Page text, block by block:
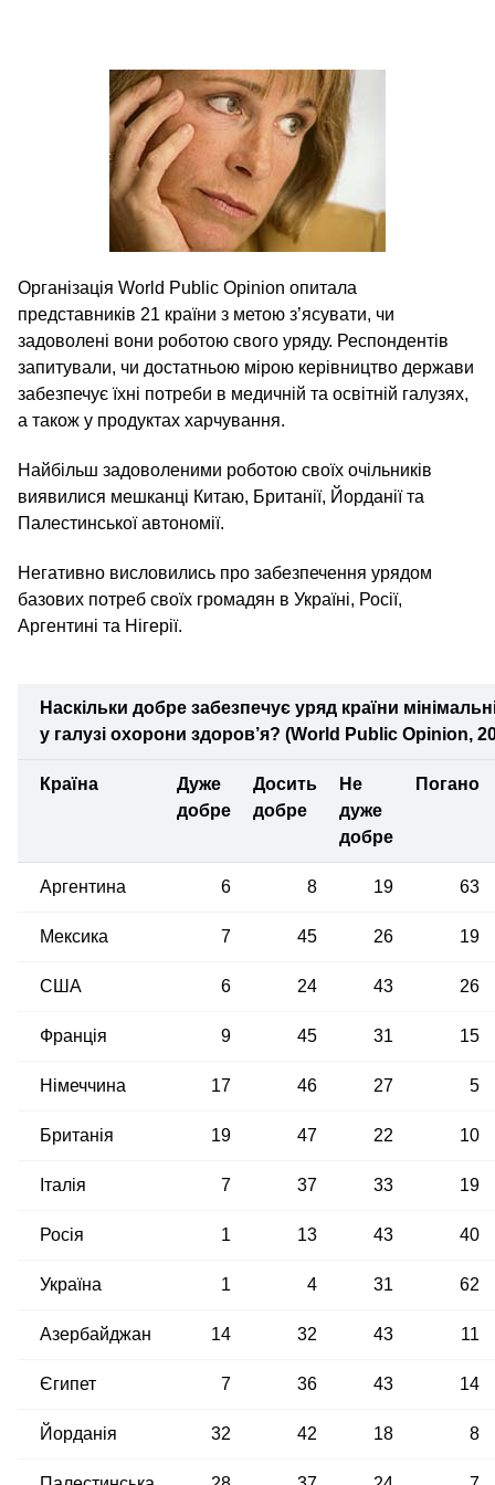
Організація World Public Opinion опитала
представників 21 країни з метою з’ясувати, чи
задоволені вони роботою свого уряду. Респондентів
запитували, чи достатньою мірою керівництво держави
забезпечує їхні потреби в медичній та освітній галузях,
а також у продуктах харчування.
Найбільш задоволеними роботою своїх очільників
виявилися мешканці Китаю, Британії, Йорданії та
Палестинської автономії.
Негативно висловились про забезпечення урядом
базових потреб своїх громадян в Україні, Росії,
Аргентині та Нігерії.
Наскільки добре забезпечує уряд країни
у галузі охорони здоров’я? (World Public Opinion,
Країна
Дуже
добре
Досить
добре
Не
дуже
добре
Погано
Аргентина 6 8 19 63
Мексика 7 45 26 19
США 6 24 43 26
Франція 9 45 31 15
Німеччина 17 46 27 5
Британія 19 47 22 10
Італія 7 37 33 19
Росія 1 13 43 40
Україна 1 4 31 62
Азербайджан 14 32 43 11
Єгипет 7 36 43 14
Йорданія 32 42 18 8